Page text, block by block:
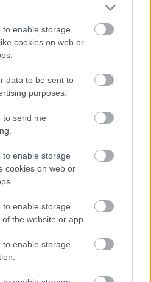
to enable storage
cookies on web or
data to be sent to
purposes.
to send me
to enable storage
cookies on web or
to enable storage
the website or app.
to enable storage
στα αποτελέσματα
Google
Ανοίγουν οι
– Τι
416